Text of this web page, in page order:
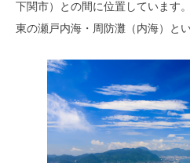
下関市）との間に位置しています
東の瀬戸内海・周防灘（内海）と